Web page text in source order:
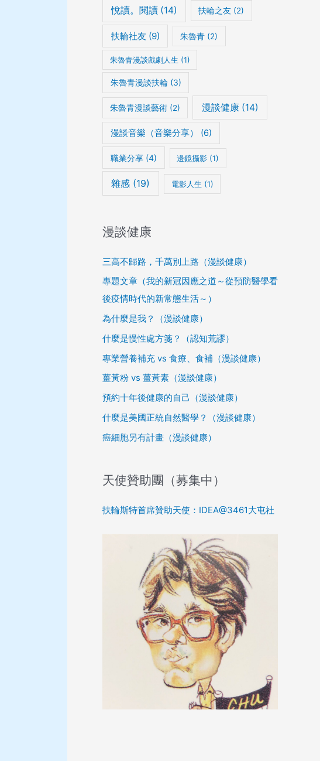
悅讀。閱讀 (14) 扶輪之友 (2)
扶輪社友(9) 朱魯青 (2)
朱魯青漫談戲劇人生 (1)
朱魯青漫談扶輪 (3)
朱魯青漫談藝術 (2) 漫談健康(14)
漫談音樂（音樂分享） (6)
職業分享(4) 邊鏡攝影 (1)
雜感 (19) 電影人生 (1)
漫談健康
三高不歸路，千萬別上路（漫談健康）
專題文章（我的新冠因應之道～從預防醫學看
後疫情時代的新常態生活～）
為什麼是我？（漫談健康）
什麼是慢性處方箋？（認知荒謬）
專業營養補充 vs 食療、食補（漫談健康）
薑黃粉 vs 薑黃素（漫談健康）
預約十年後健康的自己（漫談健康）
什麼是美國正統自然醫學？（漫談健康）
癌細胞另有計畫（漫談健康）
天使贊助團（募集中）
扶輪斯特首席贊助天使：IDEA@3461大屯社